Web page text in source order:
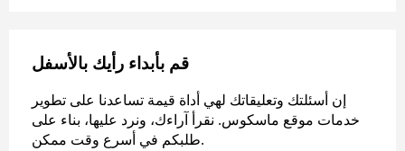
قم بأبداء رأيك بالأسفل
إن أسئلتك وتعليقاتك لهي أداة قيمة تساعدنا على تطوير
خدمات موقع ماسكوس. نقرأ آراءك، ونرد عليها، بناء على
طلبكم في أسرع وقت ممكن.